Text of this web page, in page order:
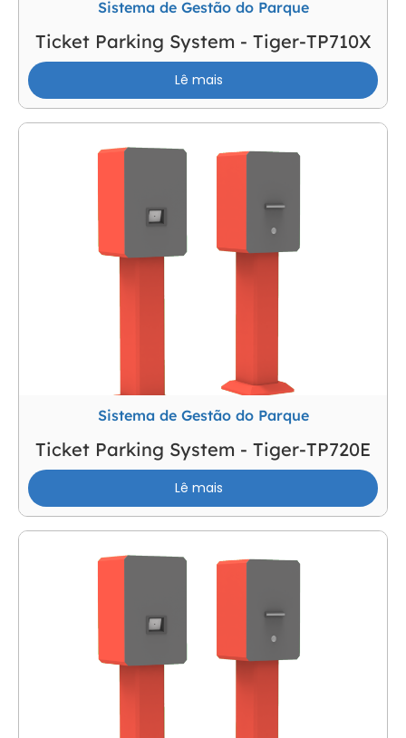
Sistema de Gestão do Parque
Ticket Parking System - Tiger-TP710X
Lê mais
Sistema de Gestão do Parque
Ticket Parking System - Tiger-TP720E
Lê mais